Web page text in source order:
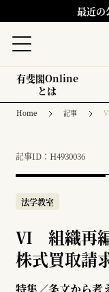
最近の
有斐閣Online
とは
Home 記事
記事ID：H4930036
法学教室
Ⅵ 組織再編
株式買取請